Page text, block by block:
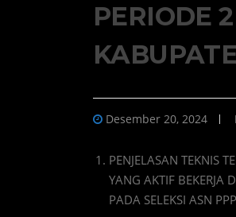
PERIODE
Desember 20, 2024
PENJELASAN TEKNIS
YANG AKTIF BEKERJA
PADA SELEKSI ASN